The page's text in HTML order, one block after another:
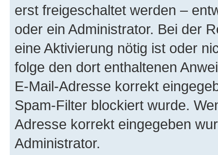
erst freigeschaltet werden –
oder ein Administrator. Bei der
eine Aktivierung nötig ist oder
folge den dort enthaltenen
E-Mail-Adresse korrekt
Spam-Filter blockiert wurde.
Adresse korrekt eingegeben
Administrator.